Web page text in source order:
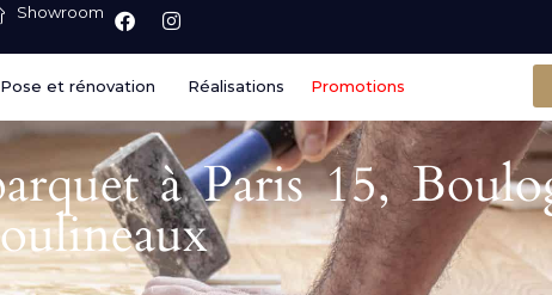
Showroom
Pose et rénovation Réalisations Promotions
à Paris 15,